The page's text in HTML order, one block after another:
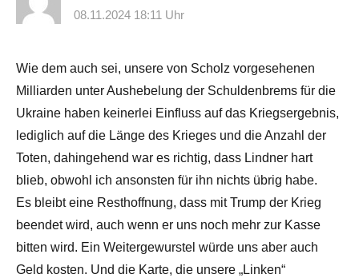
08.11.2024 18:11 Uhr
Wie dem auch sei, unsere von Scholz vorgesehenen
Milliarden unter Aushebelung der Schuldenbrems für die
Ukraine haben keinerlei Einfluss auf das Kriegsergebnis,
lediglich auf die Länge des Krieges und die Anzahl der
Toten, dahingehend war es richtig, dass Lindner hart
blieb, obwohl ich ansonsten für ihn nichts übrig habe.
Es bleibt eine Resthoffnung, dass mit Trump der Krieg
beendet wird, auch wenn er uns noch mehr zur Kasse
bitten wird. Ein Weitergewurstel würde uns aber auch
Geld kosten. Und die Karte, die unsere „Linken“